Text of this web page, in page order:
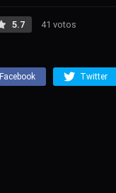
5.7 41 votos
Facebook Twitter